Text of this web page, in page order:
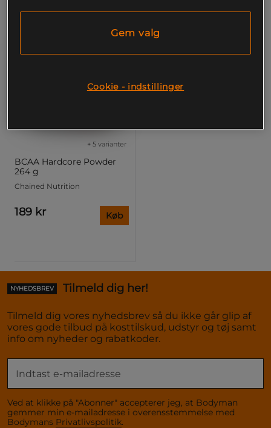
BCAA Hardcore Powder
264 g
+ 5 varianter
Chained Nutrition
189 kr Køb
NYHEDSBREV Tilmeld dig her!
Tilmeld dig vores nyhedsbrev så du ikke går glip af
vores gode tilbud på kosttilskud, udstyr og tøj samt
info om nyheder og rabatkoder.
Ved at klikke på "Abonner" accepterer jeg, at Bodyman
gemmer min e-mailadresse i overensstemmelse med
Bodymans Privatlivspolitik.
Gem valg
Cookie - indstillinger